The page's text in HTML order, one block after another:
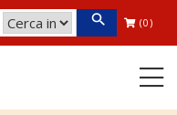
(0)